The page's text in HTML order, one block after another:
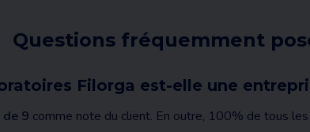
Questions fréquemment
Filorga est-elle une
de 9 comme note du client. En outre, 100% de tous